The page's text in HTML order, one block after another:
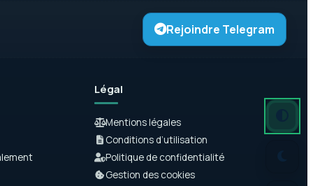
Rejoindre Telegram
Légal
Mentions légales
Conditions d’utilisation
Politique de confidentialité
Gestion des cookies
Mode
Mode
Mode clair